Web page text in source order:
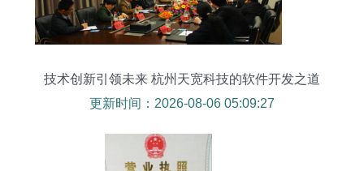
技术创新引领未来 杭州天宽科技的软件开发之道
更新时间：2026-08-06 05:09:27